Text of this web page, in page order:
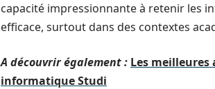
capacité impressionnante à retenir les
efficace, surtout dans des contextes
A découvrir également : Les
informatique Studi